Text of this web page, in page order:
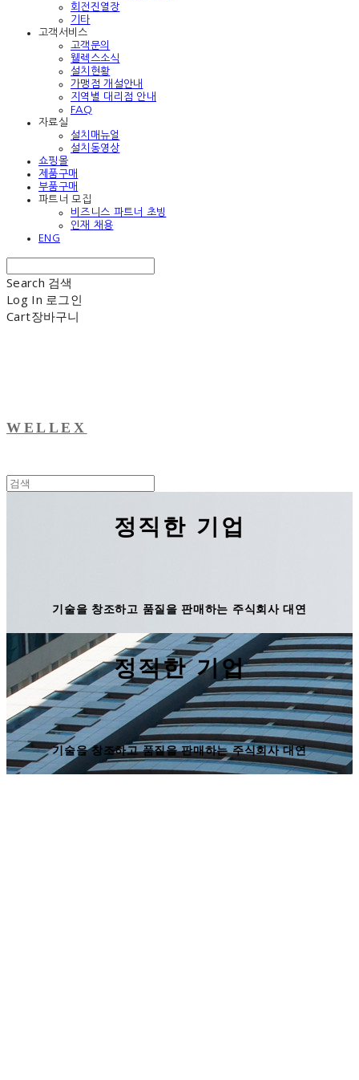
회전진열장
기타
고객서비스
고객문의
웰렉스소식
설치현황
가맹점 개설안내
지역별 대리점 안내
FAQ
자료실
설치매뉴얼
설치동영상
쇼핑몰
제품구매
부품구매
파트너 모집
비즈니스 파트너 초빙
인재 채용
ENG
Search 검색
Log In 로그인
Cart장바구니
WELLEX
정직한 기업
기술을 창조하고 품질을 판매하는 주식회사 대연
정직한 기업
기술을 창조하고 품질을 판매하는 주식회사 대연